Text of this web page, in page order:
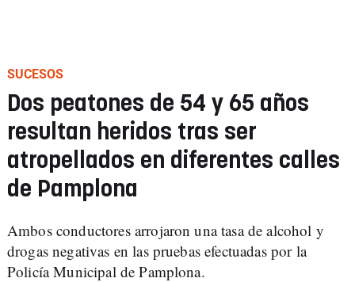
SUCESOS
Dos peatones de 54 y 65 años
resultan heridos tras ser
atropellados en diferentes calles
de Pamplona
Ambos conductores arrojaron una tasa de alcohol y
drogas negativas en las pruebas efectuadas por la
Policía Municipal de Pamplona.